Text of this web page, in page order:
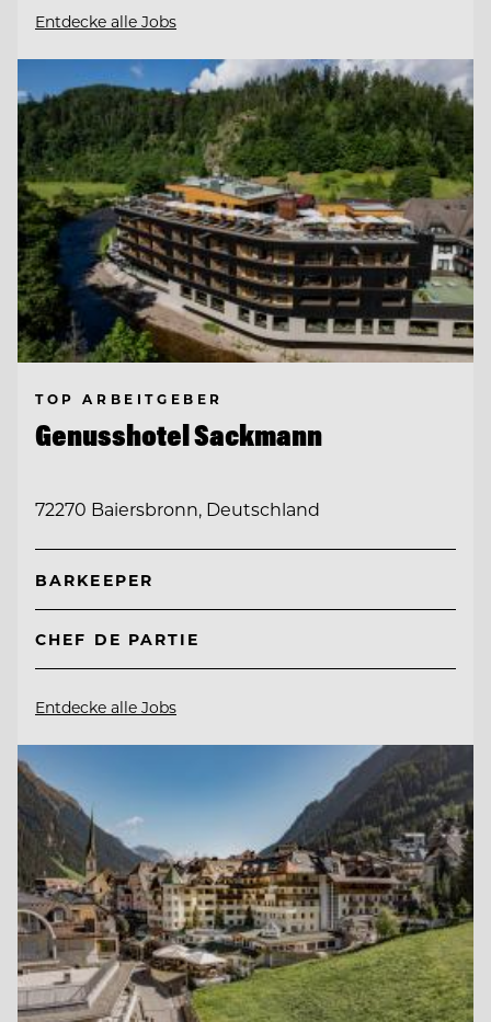
Entdecke alle Jobs
TOP ARBEITGEBER
Genusshotel Sackmann
72270 Baiersbronn, Deutschland
BARKEEPER
CHEF DE PARTIE
Entdecke alle Jobs